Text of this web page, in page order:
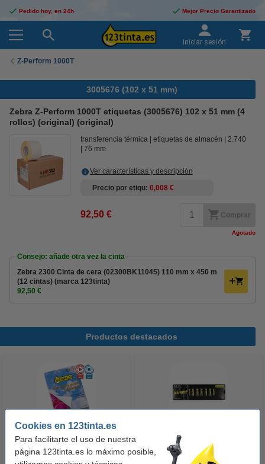
Cookies en 123tinta.es
Para facilitarte el uso de nuestra
página 123tinta.es lo máximo posible,
Pedido hoy, en 24h Mejor Precio Garantizado
Iniciar sesión
Z-Perform 1000T
3005676 (102 x 51 mm)
Zebra Z-Perform 1000T etiquetas (3005676) 102 x 51 mm (4
rollos) (original) (original)
transferencia térmica etiquetas de almacén
2.740
76 mm
Ver características y descripción
Precio por etiqu 0,008 €
92,50 € Comprar
Agotado
Consejo: añade otra vez la cinta
Zebra 2300 Cinta de cera (02300BK11045) 110 mm x 450 m
(12 cintas) (marca 123tinta)
92,50 €
Productos destacados
123tinta Papel fotográfico
Premium Glossy brillo alto | 10 x
123tinta Pilas Alcalinas Xtreme
Power AA - LR06 - MN1500 - 24